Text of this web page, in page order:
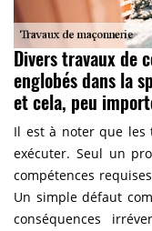
Divers travaux de
englobés dans la
et cela, peu
Il est à noter que les
exécuter. Seul un
compétences
Un simple défaut
conséquences